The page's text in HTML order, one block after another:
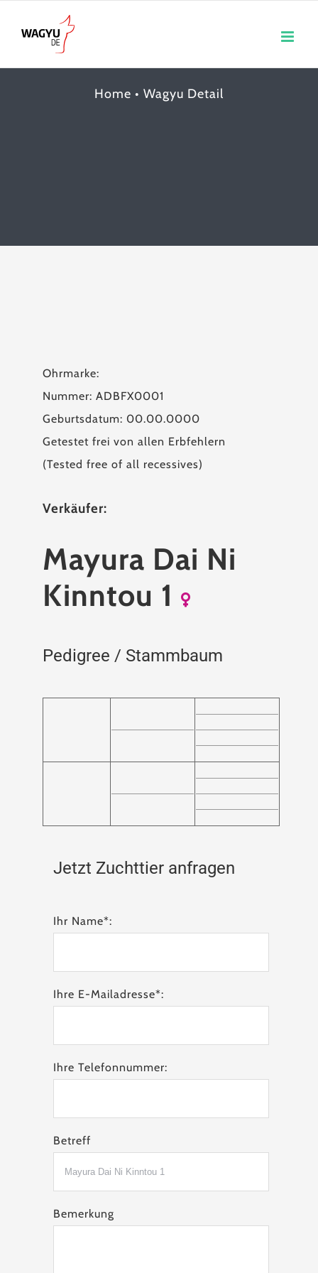
Home • Wagyu Detail
Ohrmarke:
Nummer: ADBFX0001
Geburtsdatum: 00.00.0000
Getestet frei von allen Erbfehlern
(Tested free of all recessives)
Verkäufer:
Mayura Dai Ni
Kinntou 1
Pedigree / Stammbaum
Jetzt Zuchttier anfragen
Ihr Name*:
Ihre E-Mailadresse*:
Ihre Telefonnummer:
Betreff
Bemerkung